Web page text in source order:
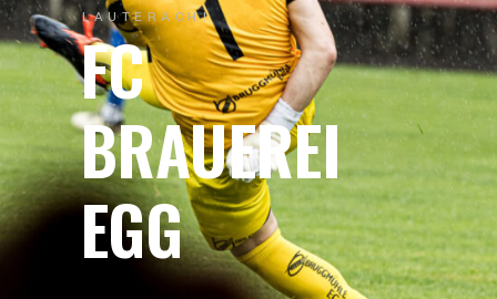
LAUTERACH!
FC
BRAUEREI
EGG